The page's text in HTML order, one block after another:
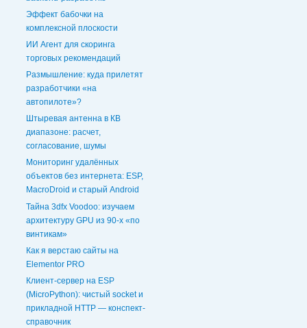
Эффект бабочки на
комплексной плоскости
ИИ Агент для скоринга
торговых рекомендаций
Размышление: куда прилетят
разработчики «на
автопилоте»?
Штыревая антенна в КВ
диапазоне: расчет,
согласование, шумы
Мониторинг удалённых
объектов без интернета: ESP,
MacroDroid и старый Android
Тайна 3dfx Voodoo: изучаем
архитектуру GPU из 90-х «по
винтикам»
Как я верстаю сайты на
Elementor PRO
Клиент-сервер на ESP
(MicroPython): чистый socket и
прикладной HTTP — конспект-
справочник